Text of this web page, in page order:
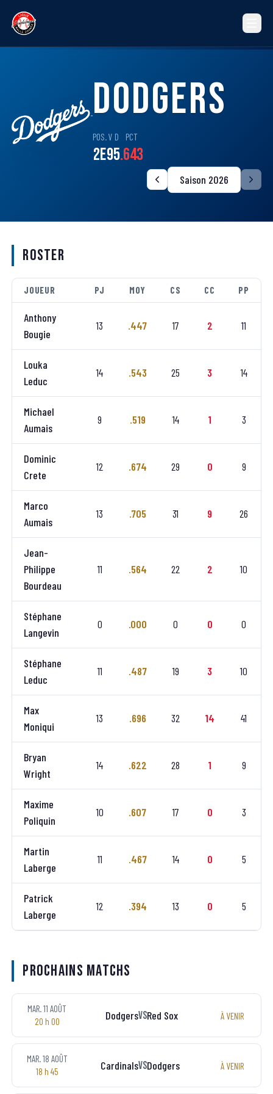
Dodgers
POS.
2e
V
9
D
5
PCT
.643
Saison 2026
Roster
JOUEUR PJ MOY CS CC PP
Anthony
Bougie
13 .447 17 2 11
Louka
Leduc
14 .543 25 3 14
Michael
Aumais
9 .519 14 1 3
Dominic
Crete
12 .674 29 0 9
Marco
Aumais
13 .705 31 9 26
Jean-
Philippe
Bourdeau
11 .564 22 2 10
Stéphane
Langevin
0 .000 0 0 0
Stéphane
Leduc
11 .487 19 3 10
Max
Moniqui
13 .696 32 14 41
Bryan
Wright
14 .622 28 1 9
Maxime
Poliquin
10 .607 17 0 3
Martin
Laberge
11 .467 14 0 5
Patrick
Laberge
12 .394 13 0 5
Prochains matchs
MAR. 11 AOÛT
20 h 00
DodgersVSRed Sox À VENIR
MAR. 18 AOÛT
18 h 45
CardinalsVSDodgers À VENIR